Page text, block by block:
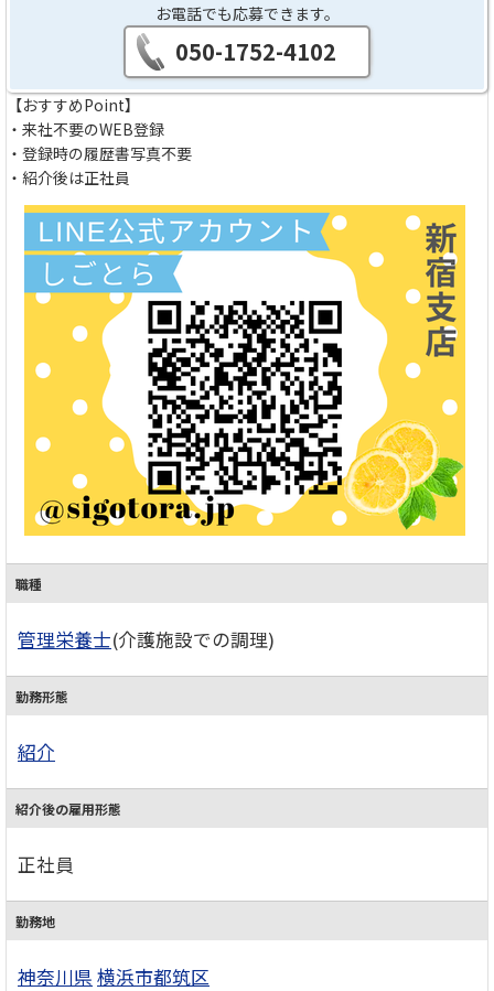
お電話でも応募できます。
050-1752-4102
【おすすめPoint】
・来社不要のWEB登録
・登録時の履歴書写真不要
・紹介後は正社員
職種
管理栄養士(介護施設での調理)
勤務形態
紹介
紹介後の雇用形態
正社員
勤務地
神奈川県 横浜市都筑区